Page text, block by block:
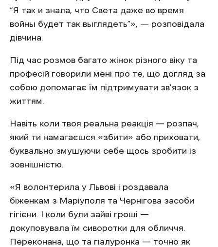
“Я так и знала, что Света даже во время
войны будет так выглядеть”», — розповідала
дівчина.
Під час розмов багато жінок різного віку та
професій говорили мені про те, що догляд за
собою допомагає їм підтримувати зв’язок з
життям.
Навіть коли твоя реальна реакція — розпач,
який ти намагаєшся «збити» або приховати,
буквально змушуючи себе щось зробити із
зовнішністю.
«Я волонтерила у Львові і роздавала
біженкам з Маріуполя та Чернігова засоби
гігієни. І коли були зайві гроші —
докуповувала їм сиворотки для обличчя.
Переконана, що та гіалуронка — точно як